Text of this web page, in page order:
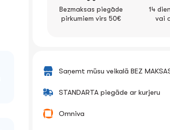
Bezmaksas piegāde
pirkumiem virs 50€
14
vai
Saņemt mūsu veikalā BEZ
STANDARTA piegāde ar kurjeru
Omniva